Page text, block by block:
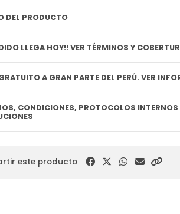
DEL PRODUCTO
¡¡TU PEDIDO LLEGA HOY!! VER TÉRMINOS Y
A GRAN PARTE DEL PERÚ. VER
CONDICIONES, PROTOCOLOS INTERNOS
este producto